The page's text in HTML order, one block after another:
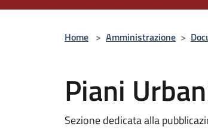
Home > Amministrazione >
Piani
Sezione dedicata alla